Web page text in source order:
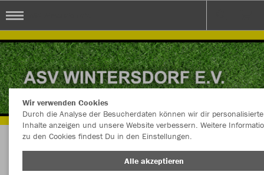
Herzlich Willkommen im Teamshop ASV
Wintersdorf e.V.
Wir verwenden Cookies
Durch die Analyse der Besucherdaten können wir dir personalisierte
Inhalte anzeigen und unsere Website verbessern. Weitere
zu den Cookies findest Du in den Einstellungen.
Alle akzeptieren